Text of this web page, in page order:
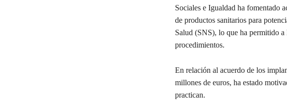
Sociales e Igualdad ha fomentado
de productos sanitarios para
Salud (SNS), lo que ha permitido
procedimientos.
En relación al acuerdo de los
millones de euros, ha estado
practican.